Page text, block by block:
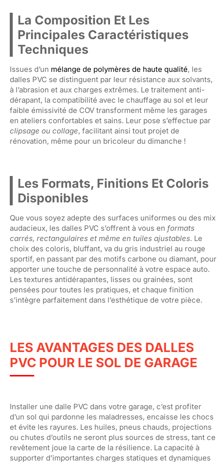
La Composition Et Les
Principales Caractéristiques
Techniques
Issues d’un mélange de polymères de haute qualité, les
dalles PVC se distinguent par leur résistance aux solvants,
à l’abrasion et aux charges extrêmes. Le traitement anti-
dérapant, la compatibilité avec le chauffage au sol et leur
faible émissivité de COV transforment même les garages
en ateliers confortables et sains. Leur pose s’effectue par
clipsage ou collage, facilitant ainsi tout projet de
rénovation, même pour un bricoleur du dimanche !
Les Formats, Finitions Et Coloris
Disponibles
Que vous soyez adepte des surfaces uniformes ou des mix
audacieux, les dalles PVC s’offrent à vous en formats
carrés, rectangulaires et même en tuiles ajustables. Le
choix des coloris, bluffant, va du gris industriel au rouge
sportif, en passant par des motifs carbone ou diamant, pour
apporter une touche de personnalité à votre espace auto.
Les textures antidérapantes, lisses ou grainées, sont
pensées pour toutes les pratiques, et chaque finition
s’intègre parfaitement dans l’esthétique de votre pièce.
LES AVANTAGES DES DALLES
PVC POUR LE SOL DE GARAGE
Installer une dalle PVC dans votre garage, c’est profiter
d’un sol qui pardonne les maladresses, encaisse les chocs
et évite les rayures. Les huiles, pneus chauds, projections
ou chutes d’outils ne seront plus sources de stress, tant ce
revêtement joue la carte de la résilience. La capacité à
supporter d’importantes charges statiques et dynamiques